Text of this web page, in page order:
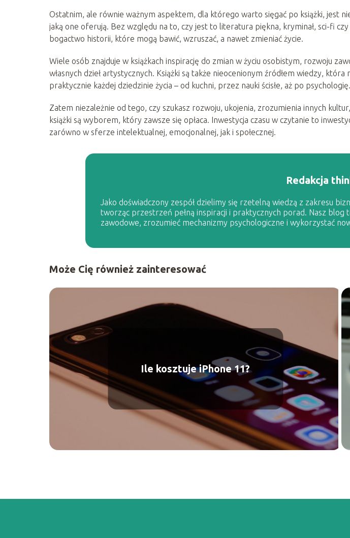
Ostatnim, ale równie ważnym aspektem, dla którego warto sięgać po książki, jest
jaką one oferują. Bez względu na to, czy jest to literatura piękna, kryminał, sci-fi
bogactwo historii, które mogą bawić, wzruszać, a nawet zmieniać życie.
Wiele osób znajduje w książkach inspirację do zmian w życiu osobistym, rozwoju
własnych dzieł artystycznych. Książki są także nieocenionym źródłem wiedzy,
praktycznie każdej dziedzinie życia – od kuchni, przez nauki ścisłe, aż po psychologię.
Zatem niezależnie od tego, czy szukasz rozwoju, ukojenia, zrozumienia innych
książki są wyborem, który zawsze się opłaca. Inwestycja czasu w czytanie to
zarówno w sferze intelektualnej, emocjonalnej, jak i społecznej.
Redakcja
Jako doświadczony zespół dzielimy się rzetelną wiedzą z zakresu
tworząc przestrzeń pełną inspiracji i praktycznych porad. Nasz blog
zawodowe, zrozumieć mechanizmy psychologiczne i wykorzystać
Może Cię również zainteresować
Ile kosztuje iPhone 11?